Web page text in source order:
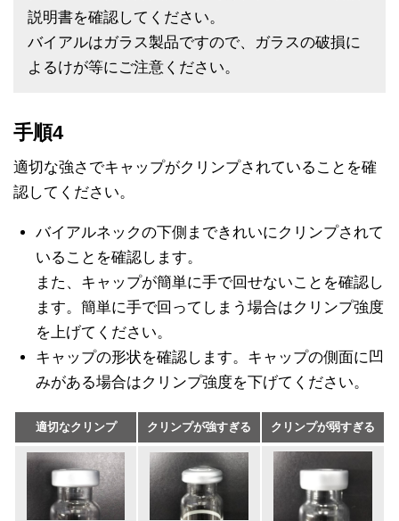
説明書を確認してください。
バイアルはガラス製品ですので、ガラスの破損に
よるけが等にご注意ください。
手順4
適切な強さでキャップがクリンプされていることを確
認してください。
バイアルネックの下側まできれいにクリンプされて
いることを確認します。
また、キャップが簡単に手で回せないことを確認し
ます。簡単に手で回ってしまう場合はクリンプ強度
を上げてください。
キャップの形状を確認します。キャップの側面に凹
みがある場合はクリンプ強度を下げてください。
適切なクリンプ クリンプが強すぎる クリンプが弱すぎる